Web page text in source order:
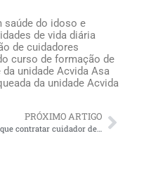
saúde do idoso e
de vida diária
de cuidadores
curso de formação de
unidade Acvida Asa
da unidade Acvida
PRÓXIMO ARTIGO
Porque contratar cuidador de idoso técnico de enfermagem oferece alívio para os familiares do idoso